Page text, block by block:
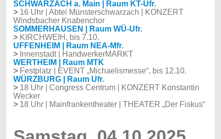
SCHWARZACH a. Main | Raum KT-Ufr.
>16 Uhr | Abtei Münsterschwarzach | KONZERT
Windsbacher Knabenchor
SOMMERHAUSEN | Raum WÜ-Ufr.
>KIRCHWEIH, bis 7.10.
UFFENHEIM | Raum NEA-Mfr.
>Innenstadt | HandwerkerMARKT
WERTHEIM | Raum MTK
>Festplatz | EVENT „Michaelismesse“, bis 12.10.
WÜRZBURG | Raum Ufr.
>18 Uhr | Congress Centrum | KONZERT Konstantin
Wecker
>18 Uhr | Mainfrankentheater | THEATER „Der Fiskus“